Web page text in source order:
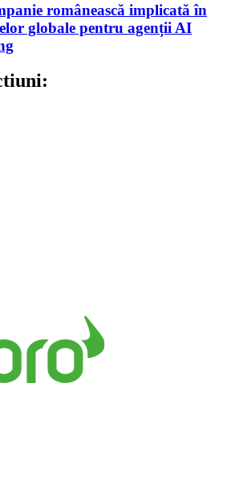
românească implicată în
globale pentru agenții AI